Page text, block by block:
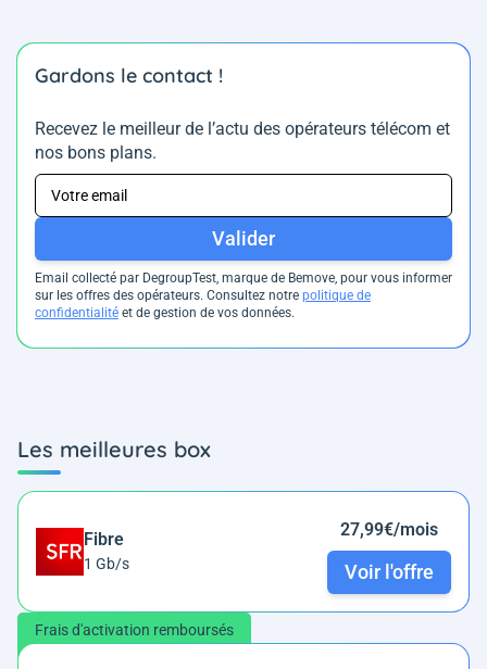
Gardons le contact !
Recevez le meilleur de l’actu des opérateurs télécom et
nos bons plans.
Valider
Email collecté par DegroupTest, marque de Bemove, pour vous informer
sur les offres des opérateurs. Consultez notre politique de
confidentialité et de gestion de vos données.
Les meilleures box
Fibre
1 Gb/s
27,99€/mois
Voir l'offre
Frais d'activation remboursés